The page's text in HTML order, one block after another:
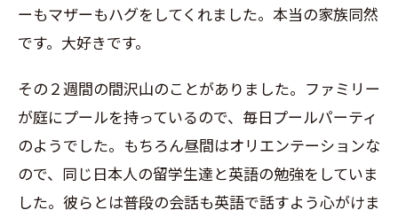
ーもマザーもハグをしてくれました。本当の家族同然
です。大好きです。
その２週間の間沢山のことがありました。ファミリー
が庭にプールを持っているので、毎日プールパーティ
のようでした。もちろん昼間はオリエンテーションな
ので、同じ日本人の留学生達と英語の勉強をしていま
した。彼らとは普段の会話も英語で話すよう心がけま